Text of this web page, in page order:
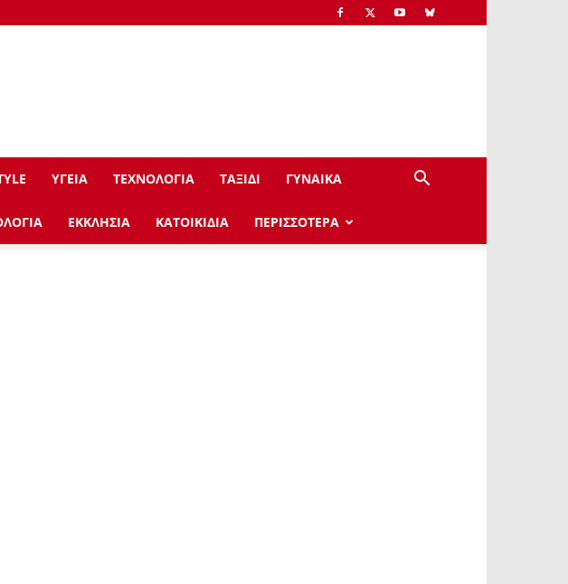
ΥΓΕΙΑ ΤΕΧΝΟΛΟΓΙΑ ΤΑΞΙΔΙ ΓΥΝΑΙΚΑ
ΕΚΚΛΗΣΙΑ ΚΑΤΟΙΚΙΔΙΑ ΠΕΡΙΣΣΟΤΕΡΑ